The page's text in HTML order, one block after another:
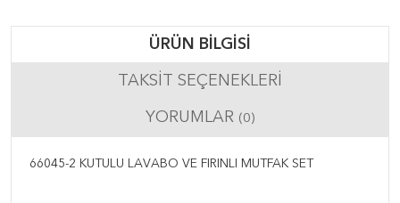
ÜRÜN BILGISI
TAKSIT SEÇENEKLERI
YORUMLAR (0)
66045-2 KUTULU LAVABO VE FIRINLI MUTFAK SET